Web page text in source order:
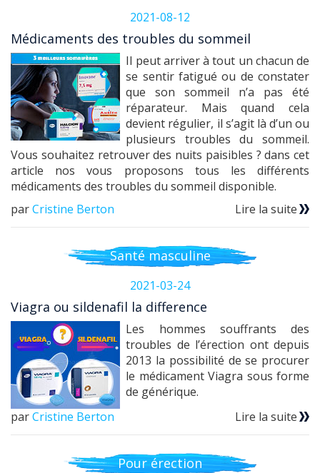
2021-08-12
Médicaments des troubles du sommeil
Il peut arriver à tout un chacun de
se sentir fatigué ou de constater
que son sommeil n’a pas été
réparateur. Mais quand cela
devient régulier, il s’agit là d’un ou
plusieurs troubles du sommeil.
Vous souhaitez retrouver des nuits paisibles ? dans cet
article nos vous proposons tous les différents
médicaments des troubles du sommeil disponible.
parCristine Berton Lire la suite
Santé masculine
2021-03-24
Viagra ou sildenafil la difference
Les hommes souffrants des
troubles de l’érection ont depuis
2013 la possibilité de se procurer
le médicament Viagra sous forme
de générique.
parCristine Berton Lire la suite
Pour érection